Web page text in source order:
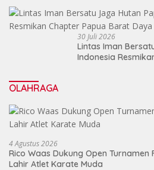
30 Juli 2026
Lintas Iman
Indonesia
OLAHRAGA
4 Agustus 2026
Rico Waas Dukung Open Turnamen
Lahir Atlet Karate Muda